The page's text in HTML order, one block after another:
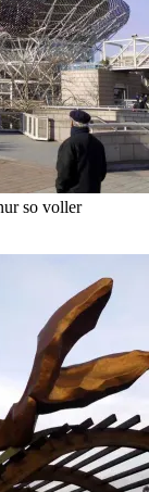
so voller